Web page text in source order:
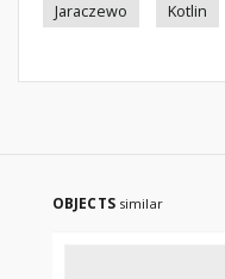
Jaraczewo
Kotlin
OBJECTS similar